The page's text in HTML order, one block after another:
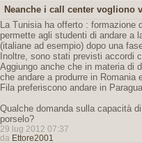
Neanche i call center vogliono
La Tunisia ha offerto : formazione
permette agli studenti di andare a
(italiane ad esempio) dopo una
Inoltre, sono stati previsti accordi
Aggiungo anche che in materia di
che andare a produrre in Romania
Fila preferiscono andare in
Qualche domanda sulla capacità
porselo?
29 lug 2012 07:37
da Ettore2001